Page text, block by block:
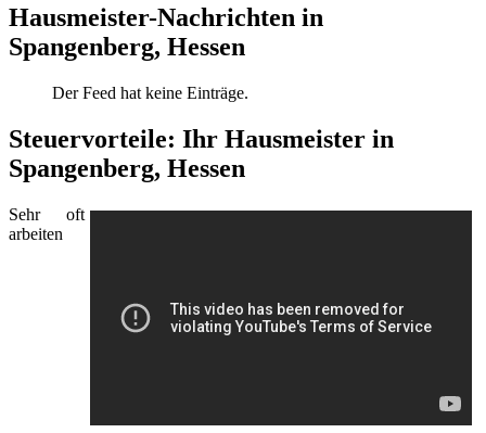
Hausmeister-Nachrichten in
Spangenberg, Hessen
Der Feed hat keine Einträge.
Steuervorteile: Ihr Hausmeister in
Spangenberg, Hessen
Sehr oft
arbeiten